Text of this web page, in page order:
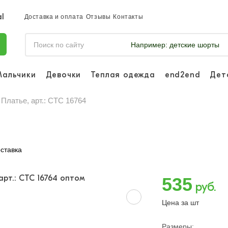
Доставка и оплата Отзывы Контакты
Например: детские шорты
Девочки Теплая одежда end2end
Платье, арт.: CTC 16764
535 руб.
Цена за шт